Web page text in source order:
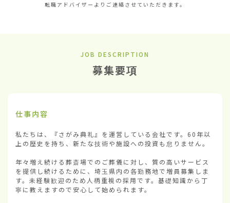
転職アドバイザーよりご連絡させていただきます。
JOB DESCRIPTION
募集要項
仕事内容
私たちは、『さがみ典礼』を運営している会社です。60年以
上の歴史を持ち、新たな技術や施設への投資も怠りません。
年々増え続ける葬斎場でのご葬儀に対し、質の高いサービス
を提供し続けるために、埼玉県内の各勤務地で増員募集しま
す。未経験歓迎のため人柄重視の採用です。基礎知識から丁
寧に教えますので安心して始められます。